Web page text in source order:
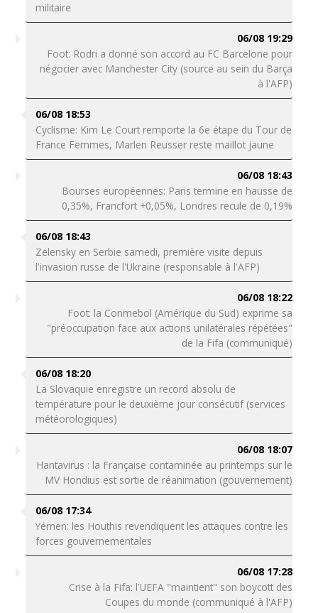
militaire
06/08 19:29
Foot: Rodri a donné son accord au FC Barcelone pour
négocier avec Manchester City (source au sein du Barça
à l'AFP)
06/08 18:53
Cyclisme: Kim Le Court remporte la 6e étape du Tour de
France Femmes, Marlen Reusser reste maillot jaune
06/08 18:43
Bourses européennes: Paris termine en hausse de
0,35%, Francfort +0,05%, Londres recule de 0,19%
06/08 18:43
Zelensky en Serbie samedi, première visite depuis
l'invasion russe de l'Ukraine (responsable à l'AFP)
06/08 18:22
Foot: la Conmebol (Amérique du Sud) exprime sa
"préoccupation face aux actions unilatérales répétées"
de la Fifa (communiqué)
06/08 18:20
La Slovaquie enregistre un record absolu de
température pour le deuxième jour consécutif (services
météorologiques)
06/08 18:07
Hantavirus : la Française contaminée au printemps sur le
MV Hondius est sortie de réanimation (gouvernement)
06/08 17:34
Yémen: les Houthis revendiquent les attaques contre les
forces gouvernementales
06/08 17:28
Crise à la Fifa: l'UEFA "maintient" son boycott des
Coupes du monde (communiqué à l'AFP)